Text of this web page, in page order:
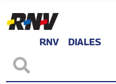
RNV DIALES